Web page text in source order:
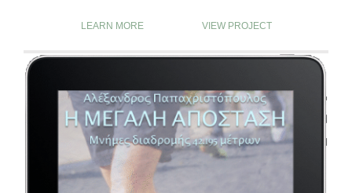
LEARN MORE VIEW PROJECT